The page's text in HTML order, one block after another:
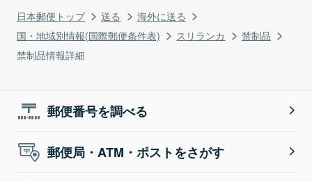
日本郵便トップ 送る
海外に送る
国・地域別情報(国際郵便条件表)
スリランカ
禁制品
禁制品情報詳細
郵便番号を調べる
郵便局・ATM・ポストをさがす